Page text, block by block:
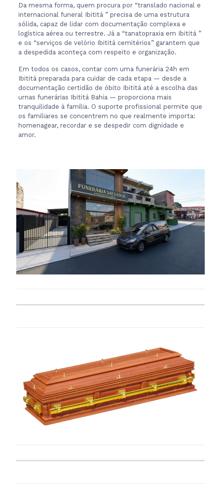
Da mesma forma, quem procura por “translado nacional e
internacional funeral Ibititá ” precisa de uma estrutura
sólida, capaz de lidar com documentação complexa e
logística aérea ou terrestre. Já a “tanatopraxia em Ibititá ”
e os “serviços de velório Ibititá cemitérios” garantem que
a despedida aconteça com respeito e organização.
Em todos os casos, contar com uma funerária 24h em
Ibititá preparada para cuidar de cada etapa — desde a
documentação certidão de óbito Ibititá até a escolha das
urnas funerárias Ibititá Bahia — proporciona mais
tranquilidade à família. O suporte profissional permite que
os familiares se concentrem no que realmente importa:
homenagear, recordar e se despedir com dignidade e
amor.